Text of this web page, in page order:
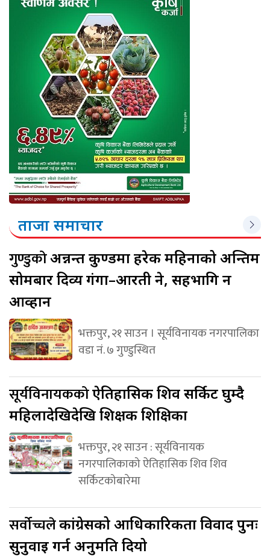
ताजा समाचार
गुण्डुकोअन्नन्त कुण्डमा हरेक महिनाको अन्तिम
सोमबार दिव्य गंगा–आरती हुने, सहभागि हुन
आव्हान
भक्तपुर, २१ साउन । सूर्यविनायक नगरपालिका
वडा नं. ७ गुण्डुस्थित
सूर्यविनायककोऐतिहासिक शिव सर्किट घुम्दै
महिलादेखिदेखि शिक्षक शिक्षिका
भक्तपुर, २१ साउन : सूर्यविनायक
नगरपालिकाको ऐतिहासिक शिव शिव
सर्किटकोबारेमा
सर्वोच्चलेकांग्रेसको आधिकारिकता विवाद पुनः
सुनुवाइ गर्न अनुमति दियो